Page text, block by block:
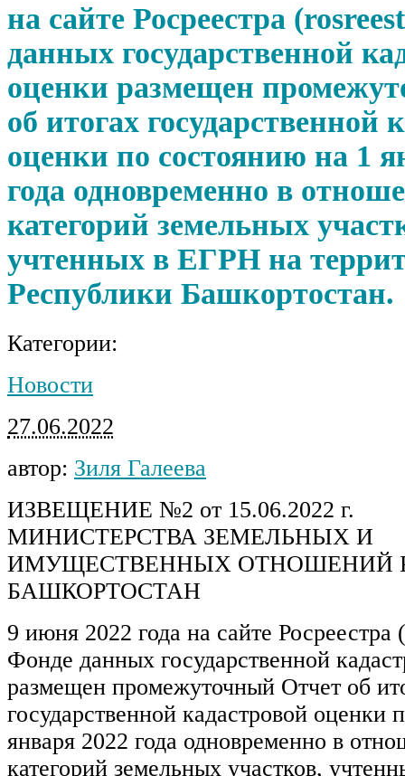
на сайте Росреестра
данных государственной
оценки размещен
об итогах государственной
оценки по состоянию на 1
года одновременно в
категорий земельных
учтенных в ЕГРН на
Республики Башкортостан.
Категории:
Новости
27.06.2022
автор: Зиля Галеева
ИЗВЕЩЕНИЕ №2 от 15.06.2022 г.
МИНИСТЕРСТВА ЗЕМЕЛЬНЫХ И
ИМУЩЕСТВЕННЫХ ОТНОШЕНИЙ
БАШКОРТОСТАН
9 июня 2022 года на сайте Росреестра
Фонде данных государственной
размещен промежуточный Отчет об
государственной кадастровой оценки
января 2022 года одновременно в
категорий земельных участков,